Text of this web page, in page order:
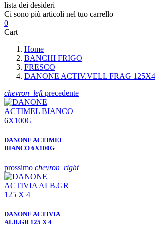
lista dei desideri
Ci sono più articoli nel tuo carrello
0
Cart
Home
BANCHI FRIGO
FRESCO
DANONE ACTIV.VELL FRAG 125X4
chevron_leftprecedente
DANONE ACTIMEL
BIANCO 6X100G
prossimo chevron_right
DANONE ACTIVIA
ALB.GR 125 X 4